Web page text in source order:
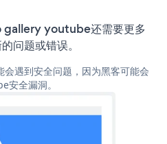
gallery youtube还需要更多
问题或错误。
遇到安全问题，因为黑客可能会
全漏洞。